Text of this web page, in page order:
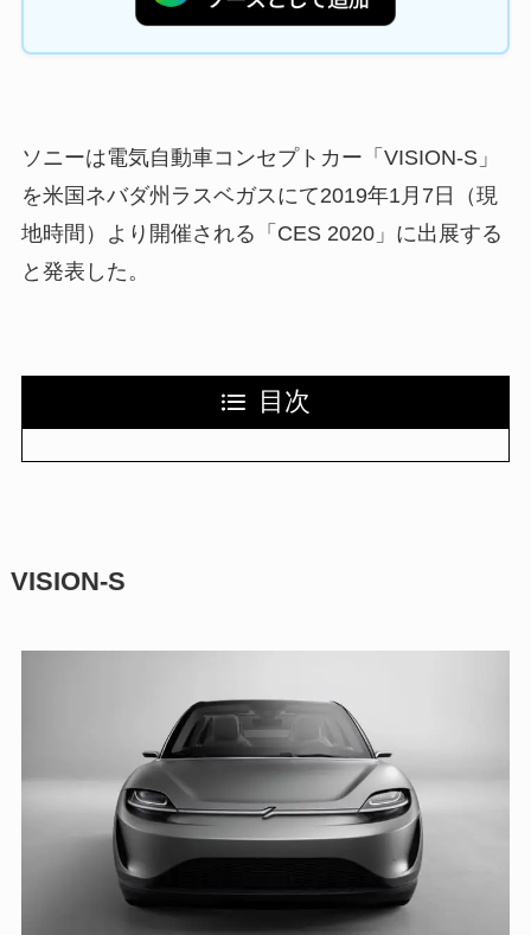
ソニーは電気自動車コンセプトカー「VISION-S」
を米国ネバダ州ラスベガスにて2019年1月7日（現
地時間）より開催される「CES 2020」に出展する
と発表した。
目次
VISION-S